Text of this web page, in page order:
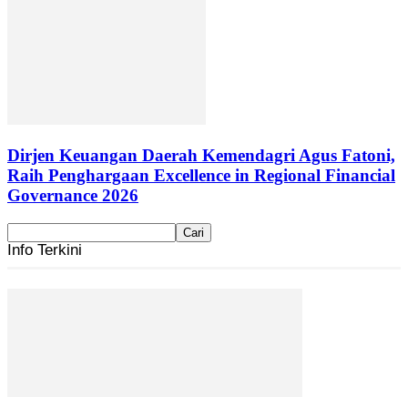
Dirjen Keuangan Daerah Kemendagri Agus Fatoni,
Raih Penghargaan Excellence in Regional Financial
Governance 2026
Info Terkini